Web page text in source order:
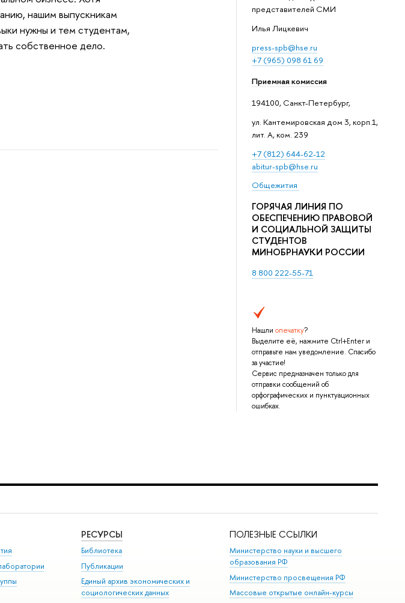
представителей СМИ
Илья Лицкевич
press-spb@hse.ru
+7 (965) 098 61 69
Приемная комиссия
194100, Санкт-Петербург,
ул. Кантемировская дом 3, корп.1,
лит. А, ком. 239
+7 (812) 644-62-12
abitur-spb@hse.ru
Общежития
ГОРЯЧАЯ ЛИНИЯ ПО
ОБЕСПЕЧЕНИЮ ПРАВОВОЙ
И СОЦИАЛЬНОЙ ЗАЩИТЫ
СТУДЕНТОВ
МИНОБРНАУКИ РОССИИ
8 800 222-55-71
Нашли опечатку?
Выделите её, нажмите Ctrl+Enter и
отправьте нам уведомление. Спасибо
за участие!
Сервис предназначен только для
отправки сообщений об
орфографических и пунктуационных
ошибках.
нашим выпускникам
нужны и тем студентам,
собственное дело.
РЕСУРСЫ
Библиотека
Публикации
Единый архив экономических и
социологических данных
ПОЛЕЗНЫЕ ССЫЛКИ
Министерство науки и высшего
образования РФ
Министерство просвещения РФ
Массовые открытые онлайн-курсы